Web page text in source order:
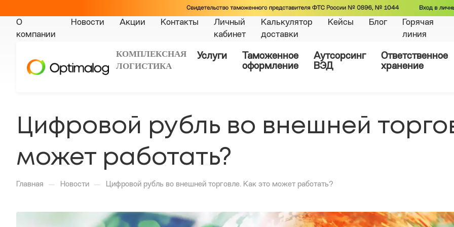
О
компании
Новости Акции Контакты
Личный
кабинет
Калькулятор
доставки
Кейсы Блог
Горячая
линия
КОМПЛЕКСНАЯ
ЛОГИСТИКА
Услуги
Таможенное
оформление
Аутсорсинг
ВЭД
Ответственное
хранение
Цифровой рубль во внешней
может работать?
Главная — Новости — Цифровой рубль во внешней торговле. Как это может работать?